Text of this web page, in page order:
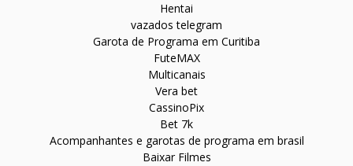
Hentai
vazados telegram
Garota de Programa em Curitiba
FuteMAX
Multicanais
Vera bet
CassinoPix
Bet 7k
Acompanhantes e garotas de programa em brasil
Baixar Filmes